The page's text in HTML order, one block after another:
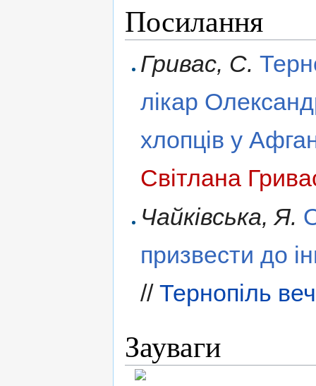
Посилання
Гривас, С.
лікар
хлопців у
Світлана
Чайківська, Я.
призвести до
//Тернопіль
Зауваги